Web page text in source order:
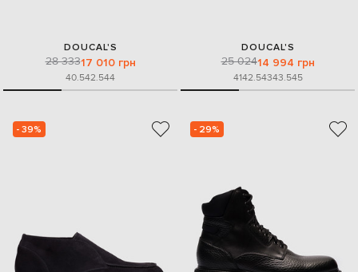
DOUCAL'S
28 33317 010 грн
40.542.544
DOUCAL'S
25 02414 994 грн
4142.54343.545
- 39% - 29%